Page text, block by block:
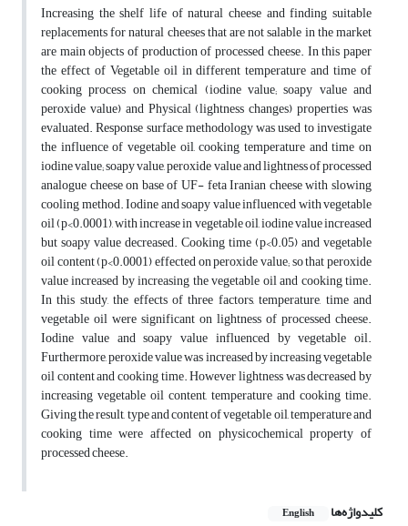
Increasing the shelf life of natural cheese and finding suitable
replacements for natural cheeses that are not salable in the market
are main objects of production of processed cheese. In this paper
the effect of Vegetable oil in different temperature and time of
cooking process on chemical (iodine value; soapy value and
peroxide value) and Physical (lightness changes) properties was
evaluated. Response surface methodology was used to investigate
the influence of vegetable oil, cooking temperature and time on
iodine value; soapy value, peroxide value and lightness of processed
analogue cheese on base of UF- feta Iranian cheese with slowing
cooling method. Iodine and soapy value influenced with vegetable
oil (p<0.0001), with increase in vegetable oil, iodine value increased
but soapy value decreased. Cooking time (p<0.05) and vegetable
oil content (p<0.0001) effected on peroxide value; so that peroxide
value increased by increasing the vegetable oil and cooking time.
In this study, the effects of three factors, temperature, time and
vegetable oil were significant on lightness of processed cheese.
Iodine value and soapy value influenced by vegetable oil.
Furthermore, peroxide value was increased by increasing vegetable
oil content and cooking time. However lightness was decreased by
increasing vegetable oil content, temperature and cooking time.
Giving the result, type and content of vegetable oil, temperature and
cooking time were affected on physicochemical property of
processed cheese.
کلیدواژه‌ها English